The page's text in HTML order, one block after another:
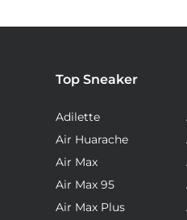
Top Sneaker
Adilette
Air Huarache
Air Max
Air Max 95
Air Max Plus